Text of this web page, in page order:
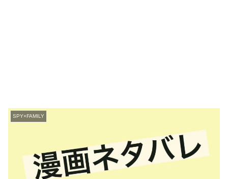
SPY×FAMILY